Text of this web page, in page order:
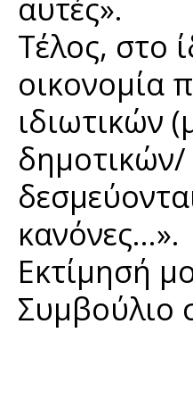
αυτές».
Τέλος, στο
οικονομία
ιδιωτικών
δημοτικών/
κανόνες…».
Εκτίμησή
Συμβούλιο